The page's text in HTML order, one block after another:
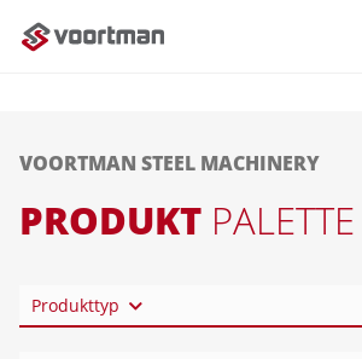
VOORTMAN STEEL MACHINERY
PRODUKT PALETTE
Produkttyp